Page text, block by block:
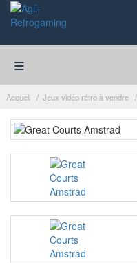
≡
Accueil Jeux vidéo rétro à vendre